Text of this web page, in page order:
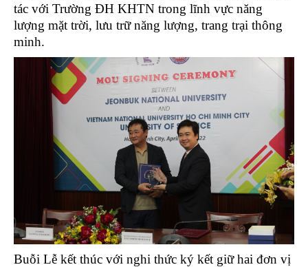
tác với Trường ĐH KHTN trong lĩnh vực năng
lượng mặt trời, lưu trữ năng lượng, trang trại thông
minh.
Buỗi Lễ kết thúc với nghi thức ký kết giữ hai đơn vị